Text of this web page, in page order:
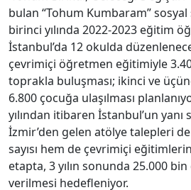
bulan “Tohum Kumbaram”
birinci yılında 2022-2023 eğitim
İstanbul’da 12 okulda
çevrimiçi öğretmen eğitimiyle
toprakla buluşması; ikinci ve
6.800 çocuğa ulaşılması
yılından itibaren İstanbul’un yanı
İzmir’den gelen atölye talepleri
sayısı hem de çevrimiçi
etapta, 3 yılın sonunda 25.000
verilmesi hedefleniyor.